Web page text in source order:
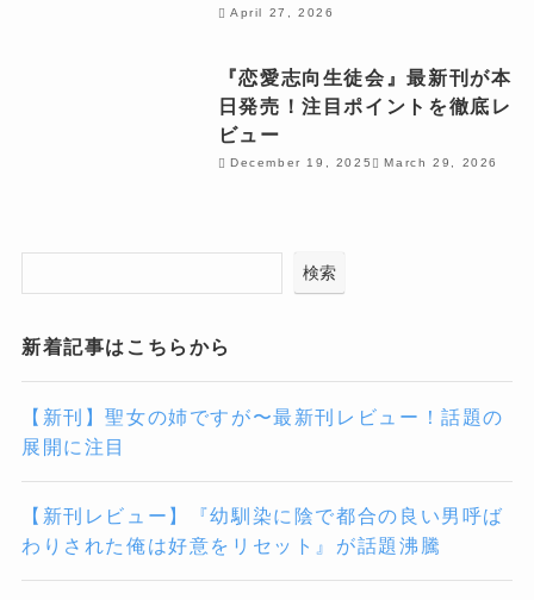
April 27, 2026
『恋愛志向生徒会』最新刊が本
日発売！注目ポイントを徹底レ
ビュー
December 19, 2025 March 29, 2026
検索
新着記事はこちらから
【新刊】聖女の姉ですが〜最新刊レビュー！話題の
展開に注目
【新刊レビュー】『幼馴染に陰で都合の良い男呼ば
わりされた俺は好意をリセット』が話題沸騰